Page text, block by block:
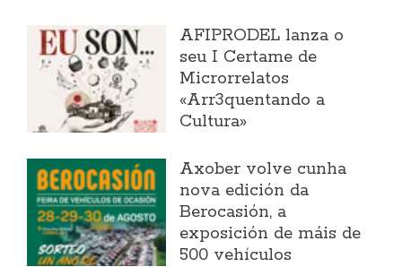
AFIPRODEL lanza o
seu I Certame de
Microrrelatos
«Arr3quentando a
Cultura»
Axober volve cunha
nova edición da
Berocasión, a
exposición de máis de
500 vehículos